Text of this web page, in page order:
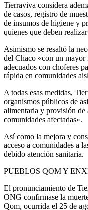
Tierraviva considera
de casos, registro de
de insumos de higiene y
quienes que deben
Asimismo se resaltó la
del Chaco «con un mayor
adecuados con choferes
rápida en comunidades
A todas esas medidas,
organismos públicos de
alimentaria y provisión de
comunidades afectadas».
Así como la mejora y
acceso a comunidades a
debido atención sanitaria.
PUEBLOS QOM Y
El pronunciamiento de
ONG confirmase la
Qom, ocurrida el 25 de